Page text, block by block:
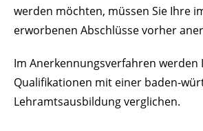
werden möchten, müssen Sie Ihre
erworbenen Abschlüsse vorher
Im Anerkennungsverfahren werden
Qualifi­kationen mit einer baden-
Lehramtsausbildung verglichen.